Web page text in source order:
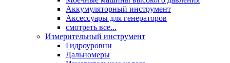
Аккумуляторный инструмент
Аксессуары для генераторов
смотреть все...
Измерительный инструмент
Гидроуровни
Дальномеры